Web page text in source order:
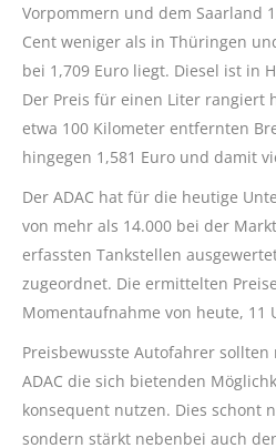
Vorpommern und dem Saarland
Cent weniger als in Thüringen
bei 1,709 Euro liegt. Diesel ist in
Der Preis für einen Liter rangiert
etwa 100 Kilometer entfernten
hingegen 1,581 Euro und damit
Der ADAC hat für die heutige
von mehr als 14.000 bei der
erfassten Tankstellen
zugeordnet. Die ermittelten
Momentaufnahme von heute, 11
Preisbewusste Autofahrer sollten
ADAC die sich bietenden
konsequent nutzen. Dies schont
sondern stärkt nebenbei auch